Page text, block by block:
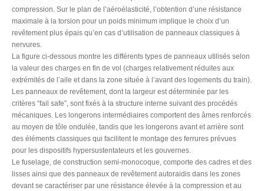
compression. Sur le plan de l’aéroélasticité, l’obtention d’une résistance
maximale à la torsion pour un poids minimum implique le choix d’un
revêtement plus épais qu’en cas d’utilisation de panneaux classiques à
nervures.
La figure ci-dessous montre les différents types de panneaux utilisés selon
la valeur des charges en fin de vol (charges relativement réduites aux
extrémités de l’aile et dans la zone située à l’avant des logements du train).
Les panneaux de revêtement, dont la largeur est déterminée par les
critères “fail safe”, sont fixés à la structure interne suivant des procédés
mécaniques. Les longerons intermédiaires comportent des âmes renforcés
au moyen de tôle ondulée, tandis que les longerons avant et arrière sont
des éléments classiques qui facilitent le montage des ferrures prévues
pour les dispositifs hypersustentateurs et les gouvernes.
Le fuselage, de construction semi-monocoque, comporte des cadres et des
lisses ainsi que des panneaux de revêtement autoraidis dans les zones
devant se caractériser par une résistance élevée à la compression et au